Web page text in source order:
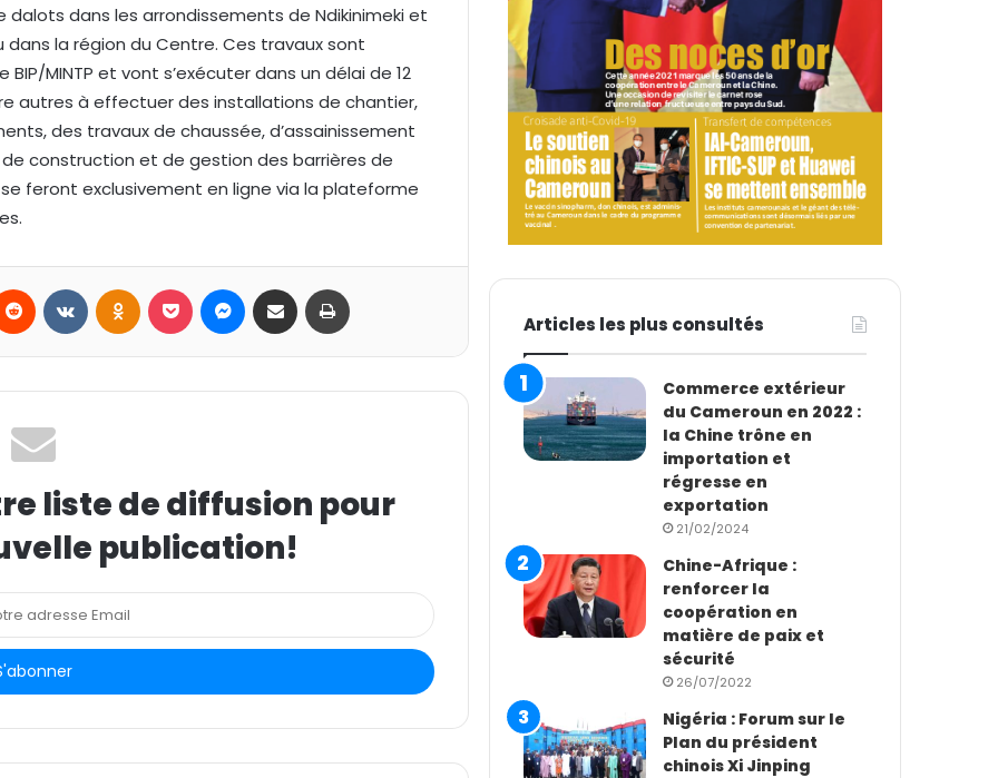
dans les arrondissements de Ndikinimeki et
la région du Centre. Ces travaux sont
MINTP et vont s’exécuter dans un délai de 12
autres à effectuer des installations de chantier,
des travaux de chaussée, d’assainissement
construction et de gestion des barrières de
feront exclusivement en ligne via la plateforme
liste de diffusion pour
publication!
Articles les plus consultés
Commerce extérieur
du Cameroun en 2022 :
la Chine trône en
importation et
régresse en
exportation
21/02/2024
Chine-Afrique :
renforcer la
coopération en
matière de paix et
sécurité
26/07/2022
Nigéria : Forum sur le
Plan du président
chinois Xi Jinping